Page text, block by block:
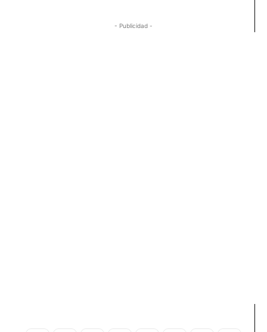
- Publicidad -